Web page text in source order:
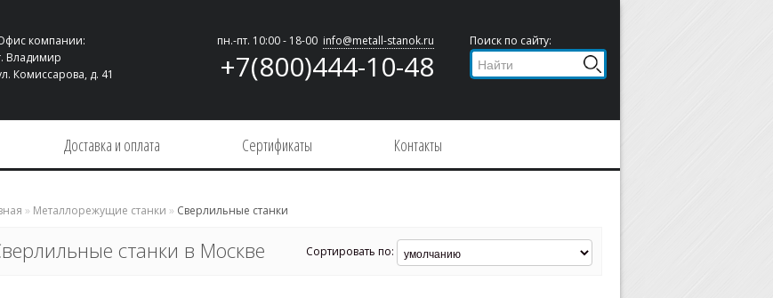
компании:
Владимир
Комиссарова, д. 41
пн.-пт. 10:00 - 18-00 info@metall-stanok.ru
+7(800)444-10-48
Поиск по сайту:
Доставка и оплата Сертификаты Контакты
» Металлорежущие станки » Сверлильные станки
станки в Москве Сортировать по: